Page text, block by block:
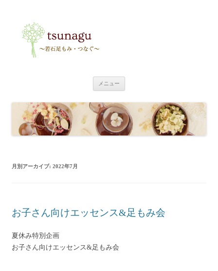
メニュー
ツ
へ
ス
キ
ッ
月別アーカイブ: 2022年7月
お子さん向けエッセンス&足もみ会
夏休み特別企画
お子さん向けエッセンス&足もみ会